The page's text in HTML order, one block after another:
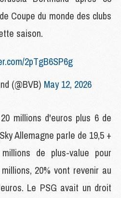
Coupe du monde des clubs
saison.
2pTgB6SP6g
(@BVB) May 12, 2026
millions d'euros plus 6 de
Allemagne parle de 19,5 +
de plus-value pour
20% vont revenir au
Le PSG avait un droit